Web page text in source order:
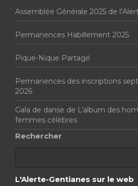
Assemblée Générale 2025 de
Permanences Habillement 2025
Pique-Nique Partagé
Permanences des inscriptions
2026
Gala de danse de L’album des
femmes célèbres
Rechercher
L'Alerte-Gentianes sur le web